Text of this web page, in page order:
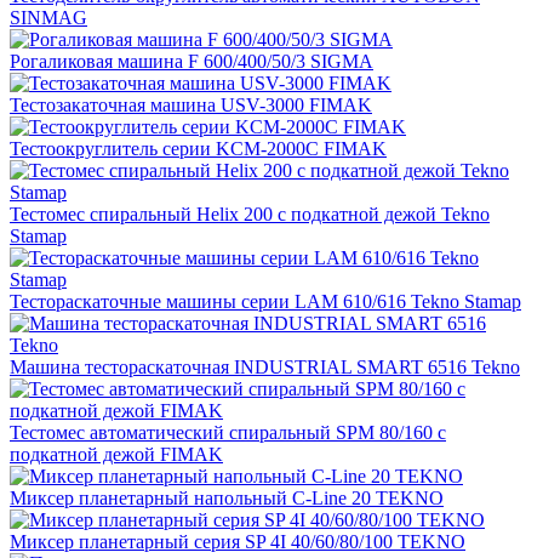
SINMAG
Рогаликовая машина F 600/400/50/3 SIGMA
Тестозакаточная машина USV-3000 FIMAK
Тестоокруглитель серии KСM-2000С FIMAK
Тестомес спиральный Helix 200 с подкатной дежой Tekno
Stamap
Тестораскаточные машины серии LAM 610/616 Tekno Stamap
Машина тестораскаточная INDUSTRIAL SMART 6516 Tekno
Тестомес автоматический спиральный SPM 80/160 с
подкатной дежой FIMAK
Миксер планетарный напольный C-Line 20 TEKNO
Миксер планетарный серия SP 4I 40/60/80/100 TEKNO